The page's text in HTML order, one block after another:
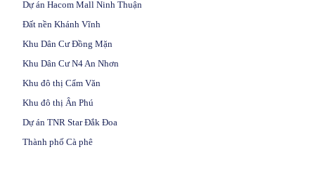
Dự án Hacom Mall Ninh Thuận
Đất nền Khánh Vĩnh
Khu Dân Cư Đồng Mặn
Khu Dân Cư N4 An Nhơn
Khu đô thị Cẩm Văn
Khu đô thị Ân Phú
Dự án TNR Star Đắk Đoa
Thành phố Cà phê